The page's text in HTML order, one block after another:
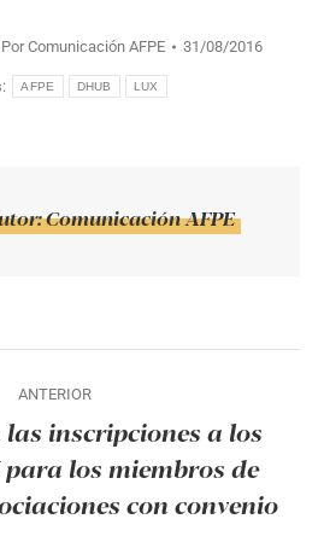
PorComunicación AFPE 31/08/2016
AFPE DHUB LUX
Comunicación AFPE
ANTERIOR
Publicación
anterior:
las inscripciones a los
los miembros de
con convenio